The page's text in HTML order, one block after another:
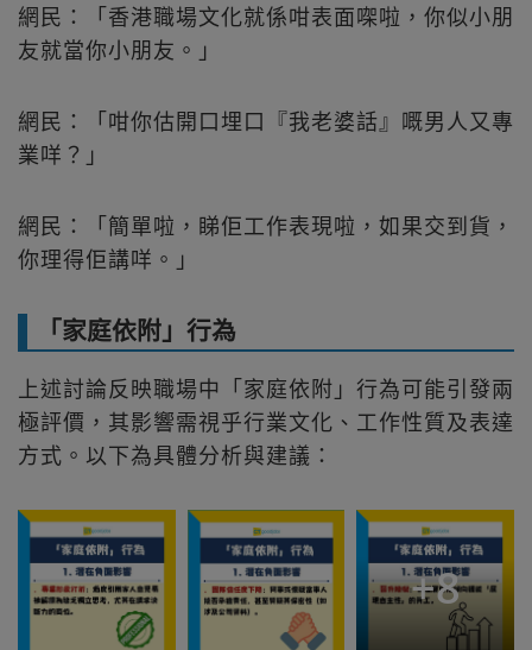
網民：「香港職場文化就係咁表面㗎啦，你似小朋
友就當你小朋友。」
網民：「咁你估開口埋口『我老婆話』嘅男人又專
業咩？」
網民：「簡單啦，睇佢工作表現啦，如果交到貨，
你理得佢講咩。」
「家庭依附」行為
上述討論反映職場中「家庭依附」行為可能引發兩
極評價，其影響需視乎行業文化、工作性質及表達
方式。以下為具體分析與建議：
+8